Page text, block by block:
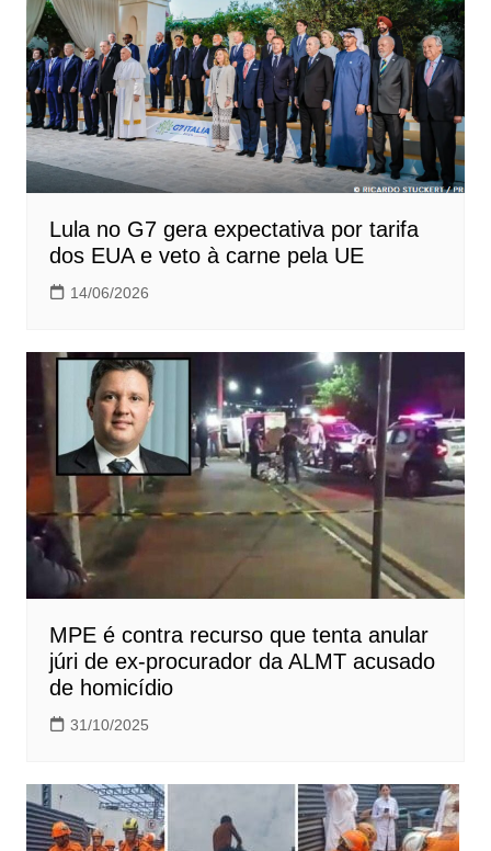
Lula no G7 gera expectativa por tarifa
dos EUA e veto à carne pela UE
14/06/2026
MPE é contra recurso que tenta anular
júri de ex-procurador da ALMT acusado
de homicídio
31/10/2025